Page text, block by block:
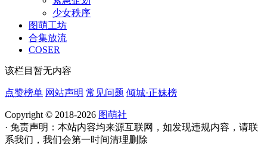
少女秩序
图萌工坊
合集放流
COSER
该栏目暂无内容
点赞榜单 网站声明 常见问题 倾城·正妹榜
Copyright © 2018-2026 图萌社
· 免责声明：本站内容均来源互联网，如发现违规内容，请联
系我们，我们会第一时间清理删除